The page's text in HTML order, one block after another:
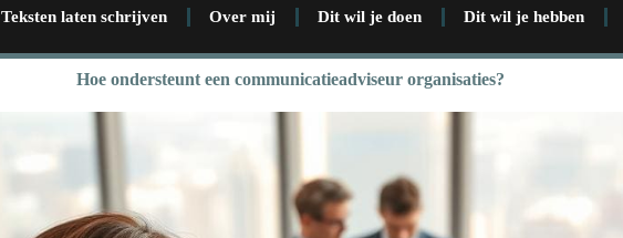
Teksten laten schrijven Over mij Dit wil je doen Dit wil je hebben
Hoe ondersteunt een communicatieadviseur organisaties?